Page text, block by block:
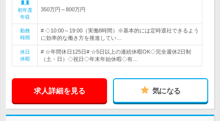
初年度
年収
350万円～800万円
勤務
時間
# ◇10:00～19:00（実働8時間）※基本的には定時退社できるよう
に効率的な働き方を推進してい…
休日
休暇
# ☆年間休日125日# ☆5日以上の連続休暇OK◇完全週休2日制
（土・日）◇祝日◇年末年始休暇◇有…
求人詳細を見る 気になる